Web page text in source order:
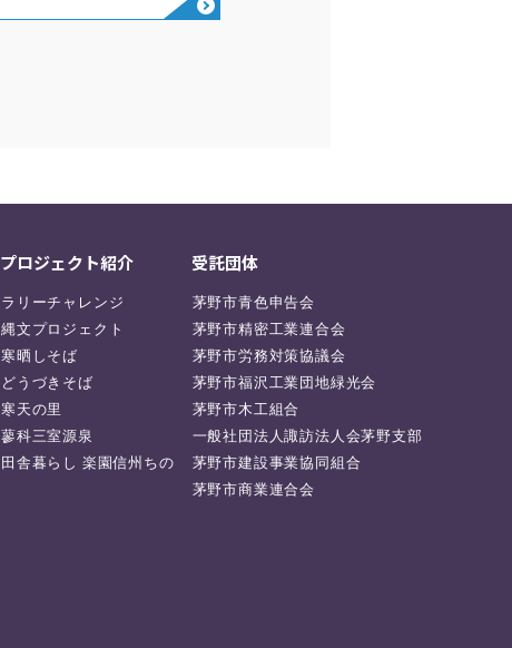
プロジェクト紹介
ラリーチャレンジ
縄文プロジェクト
寒晒しそば
どうづきそば
寒天の里
蓼科三室源泉
田舎暮らし 楽園信州ちの
受託団体
茅野市青色申告会
茅野市精密工業連合会
茅野市労務対策協議会
茅野市福沢工業団地緑光会
茅野市木工組合
一般社団法人諏訪法人会茅野支部
茅野市建設事業協同組合
茅野市商業連合会